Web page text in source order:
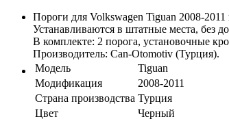
Пороги для Volkswagen Tiguan 2008-2011
Устанавливаются в штатные места, без
В комплекте: 2 порога, установочные
Производитель: Can-Otomotiv (Турция).
Модель
Tiguan
Модификация
2008-2011
Страна производства Турция
Цвет
Черный